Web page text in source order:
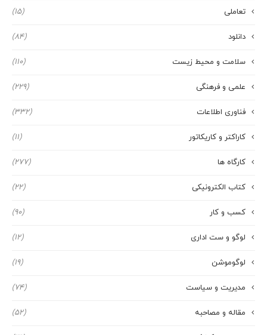
تعاملی (15)
دانلود (84)
سلامت و محیط زیست (110)
علمی و فرهنگی (229)
فناوری اطلاعات (332)
کاراکتر و کاریکاتور (11)
کارگاه ها (277)
کتاب الکترونیکی (22)
کسب و کار (90)
لوگو و ست اداری (12)
لوگوموشن (19)
مدیریت و سیاست (74)
مقاله و مصاحبه (52)